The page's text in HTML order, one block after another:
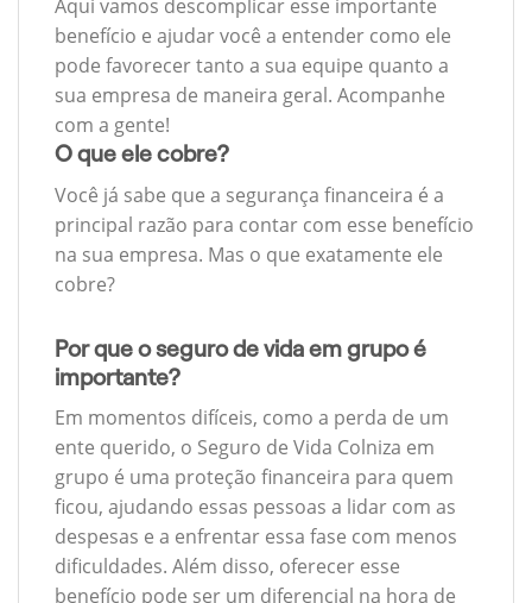
Aqui vamos descomplicar esse importante
benefício e ajudar você a entender como ele
pode favorecer tanto a sua equipe quanto a
sua empresa de maneira geral. Acompanhe
com a gente!
O que ele cobre?
Você já sabe que a segurança financeira é a
principal razão para contar com esse benefício
na sua empresa. Mas o que exatamente ele
cobre?
Por que o seguro de vida em grupo é
importante?
Em momentos difíceis, como a perda de um
ente querido, o Seguro de Vida Colniza em
grupo é uma proteção financeira para quem
ficou, ajudando essas pessoas a lidar com as
despesas e a enfrentar essa fase com menos
dificuldades. Além disso, oferecer esse
benefício pode ser um diferencial na hora de